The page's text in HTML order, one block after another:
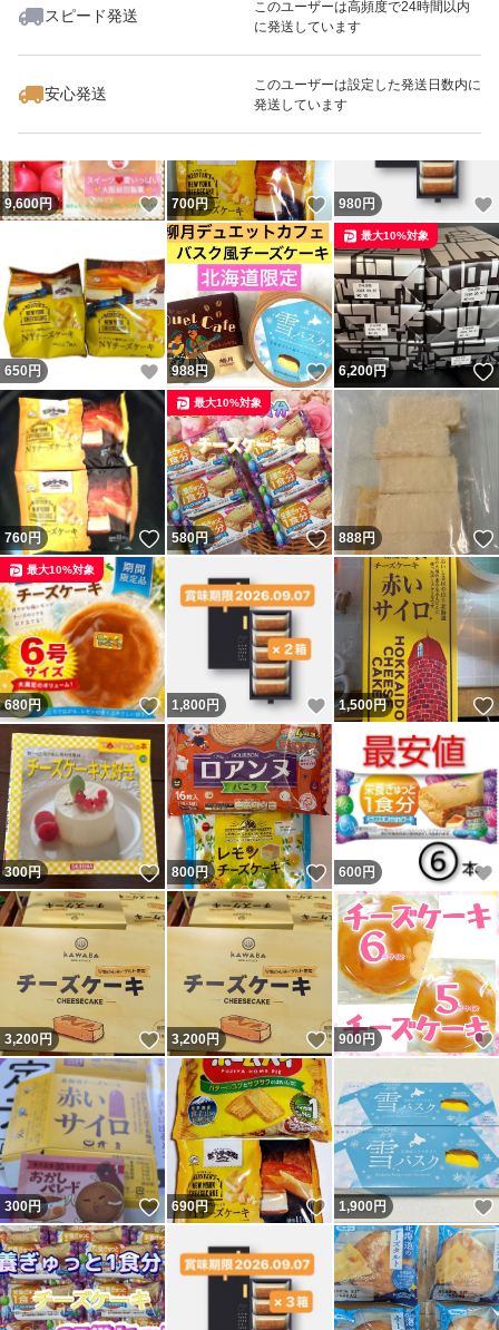
◯ナチュラルチーズを使用した
◯素材の風味を生かし、甘さをひかえて、こんがり、しっ
とりと丁寧に焼き上げたチーズケーキ♪ しっとり食感にコ
クのある幸せな味わい♪
◯そのままはもちろん、冷やすと一層美味しく、冷凍庫で
凍らせれば新感覚の高級食感を楽しめます♪アイスチーズ
ケーキ☆
◆賞味期限 等
↑詳しくは画像参照あれー
△自宅ストックルーム保管
△ぎゅうぎゅうピチピチ
でプチプチは無理です^^;
△輸送等で少し潰れる場合があるかもしれません
△開ける時は手や中身を切らないよう
お気をつけください
TERUTERUお買得品
TERUTERU
大阪前田製菓
遊酪舎
工場直売
アウトレット
チーズケーキ
ケーキ
洋菓子
お菓子
美味しい
スピード発送
このユーザーは高頻度で24時間以内
に発送しています
安心発送
このユーザーは設定した発送日数内に
発送しています
いいね！
6,800
9,600円 いいね！
700円 いいね！
980 円
650 円 いいね！
988円 いいね！
6,200円
最大10%対象
760円 いいね！
580円 いいね！
最大10%対象
888円
680円 いいね！
最大10%対象
1,800 円 いいね！
1,500円
300円 いいね！
800円 いいね！
600 円
3,200円 いいね！
3,200円 いいね！
900 円
300円 いいね！
690円 いいね！
1,900円